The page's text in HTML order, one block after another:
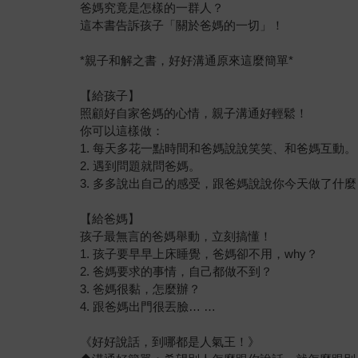
爸媽究竟是怎樣的一群人？
這本書告訴孩子「關於爸媽的一切」！
*親子和解之書，好好溝通原來這麼簡單*
【給孩子】
照顧好自家爸媽的心情，親子溝通好輕鬆！
你可以這樣做：
1. 每天多花一點時間和爸媽說說笑笑、和爸媽互動。
2. 遇到問題就問爸媽。
3. 多多說出自己的感受，跟爸媽說說你今天做了什
【給爸媽】
孩子最無言的爸媽舉動，立刻搞懂！
1. 孩子要早早上床睡覺，爸媽卻不用，why？
2. 爸媽要求的事情，自己都做不到？
3. 爸媽很黏，怎麼辦？
4. 跟爸媽出門很丟臉… …
《好好說話，到哪都是人氣王！》